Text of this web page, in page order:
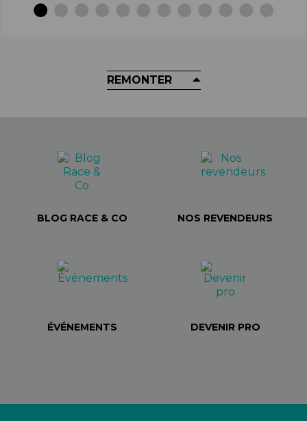
REMONTER
BLOG RACE & CO NOS REVENDEURS
ÉVÉNEMENTS DEVENIR PRO